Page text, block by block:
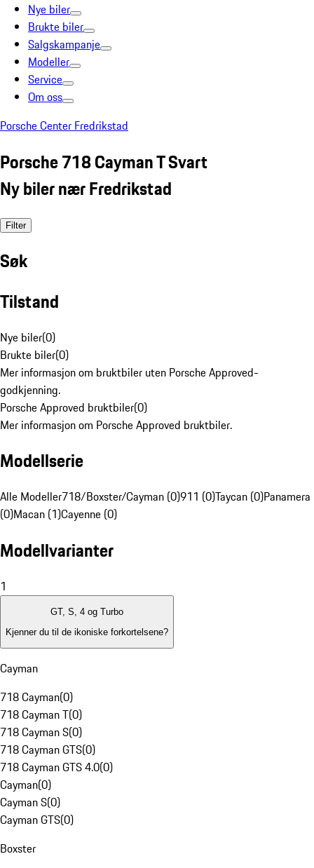
Nye biler
Brukte biler
Salgskampanje
Modeller
Service
Om oss
Porsche Center Fredrikstad
Porsche 718 Cayman T Svart
Ny biler nær Fredrikstad
Filter
Søk
Tilstand
Nye biler(0)
Brukte biler(0)
Mer informasjon om bruktbiler uten Porsche Approved-
godkjenning.
Porsche Approved bruktbiler(0)
Mer informasjon om Porsche Approved bruktbiler.
Modellserie
Alle Modeller718/Boxster/Cayman (0)911 (0)Taycan (0)Panamera
(0)Macan (1)Cayenne (0)
Modellvarianter
1
GT, S, 4 og Turbo
Kjenner du til de ikoniske forkortelsene?
Cayman
718 Cayman(0)
718 Cayman T(0)
718 Cayman S(0)
718 Cayman GTS(0)
718 Cayman GTS 4.0(0)
Cayman(0)
Cayman S(0)
Cayman GTS(0)
Boxster